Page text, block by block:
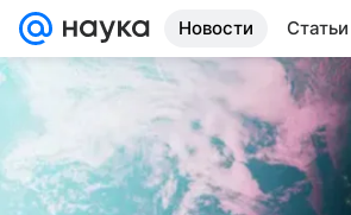
Новости Статьи